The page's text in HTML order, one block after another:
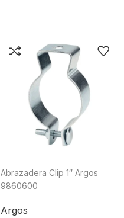
Abrazadera Clip 1″ Argos
9860600
Argos